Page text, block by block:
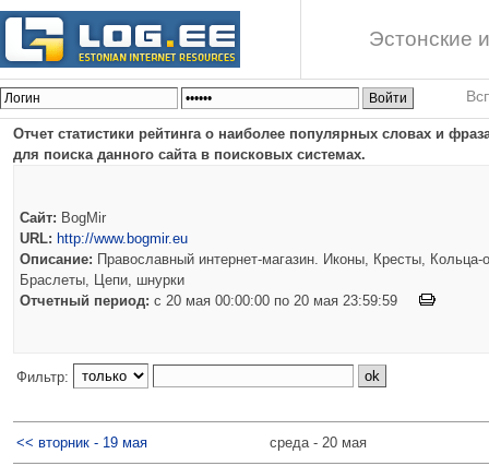
Эстонские
Отчет статистики рейтинга о наиболее популярных словах и
для поиска данного сайта в поисковых системах.
Сайт: BogMir
URL: http://www.bogmir.eu
Описание: Православный интернет-магазин. Иконы, Кресты, Кольца-
Браслеты, Цепи, шнурки
Отчетный период: c 20 мая 00:00:00 по 20 мая 23:59:59
Фильтр:
<< вторник - 19 мая среда - 20 мая